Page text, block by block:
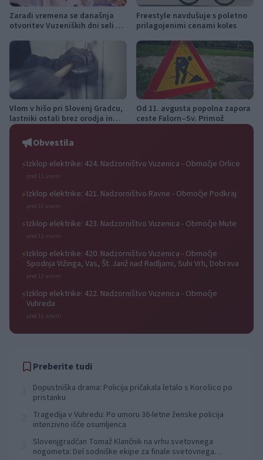
Zaradi vremena se današnja
otvoritev Vuzeniških dni seli v
Freestyle navdušuje s poletno
prilagojenimi cenami koles
Vlom v hišo pri Slovenj Gradcu,
lastniki ostali brez orodja in
modema
Od 11. avgusta popolna zapora
ceste Falorn–Sv. Primož
Obvestila
⚡Izklop elektrike: 424. Nadzorništvo Vuzenica - Območje Orlice
pred 11 urami
⚡Izklop elektrike: 421. Nadzorništvo Ravne - Območje Podkraj
pred 11 urami
⚡Izklop elektrike: 423. Nadzorništvo Vuzenica - Območje Mute
pred 11 urami
⚡Izklop elektrike: 420. Nadzorništvo Vuzenica - Območje
Spodnja Vižinga, Vas, Št. Janž nad Radljami, Suhi Vrh, Dobrava
pred 11 urami
⚡Izklop elektrike: 422. Nadzorništvo Vuzenica - Območje
Vuhreda
pred 11 urami
Preberite tudi
Dopustniška drama: Policija pričakala letalo s Korošico po
pristanku
Tragedija v Vuhredu: Po umoru 36-letne ženske policija
intenzivno išče osumljenca
Slovenjgradčan Tomaž Klančnik na vrhu svetovnega
nogometa: Del sodniške ekipe za finale svetovnega